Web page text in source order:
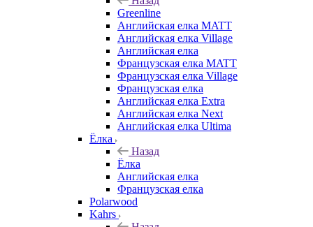
Greenline
Английская елка MATT
Английская елка Village
Английская елка
Французская елка MATT
Французская елка Village
Французская елка
Английская елка Extra
Английская елка Next
Английская елка Ultima
Ёлка
Назад
Ёлка
Английская елка
Французская елка
Polarwood
Kahrs